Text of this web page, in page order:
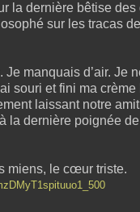
la dernière bêtise des
sur les tracas
manquais d’air. Je
souri et fini ma
laissant notre
la dernière poignée
miens, le cœur triste.